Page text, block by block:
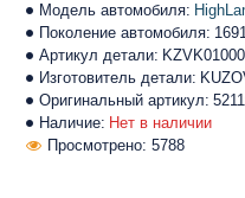
Наличие: Нет в наличии
Модель автомобиля:
Поколение автомобиля:
Артикул детали:
Изготовитель детали:
Оригинальный артикул:
Просмотрено: 5788